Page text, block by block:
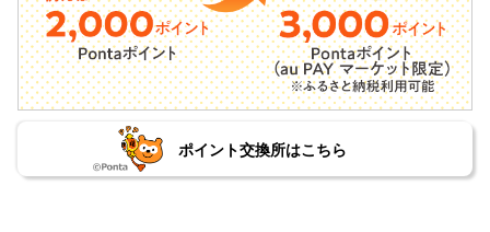
ポイント交換所はこちら